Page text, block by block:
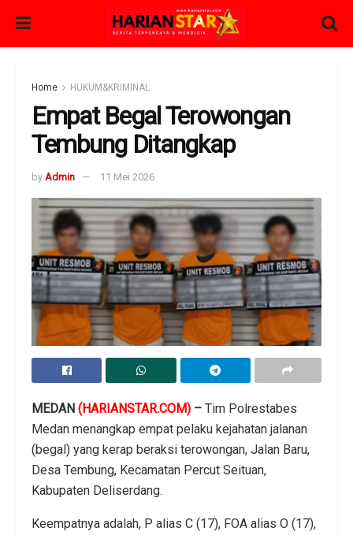
Home HUKUM&KRIMINAL
Empat Begal Terowongan
Tembung Ditangkap
by Admin 11 Mei 2026
MEDAN (HARIANSTAR.COM) – Tim Polrestabes
Medan menangkap empat pelaku kejahatan jalanan
(begal) yang kerap beraksi terowongan, Jalan Baru,
Desa Tembung, Kecamatan Percut Seituan,
Kabupaten Deliserdang.
Keempatnya adalah, P alias C (17), FOA alias O (17),